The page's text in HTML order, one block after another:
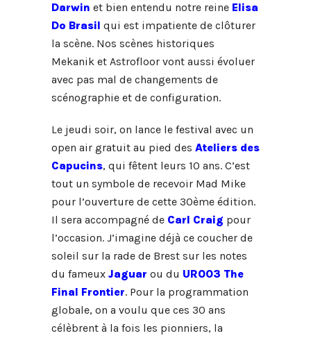
Darwin et bien entendu notre reine Elisa
Do Brasil qui est impatiente de clôturer
la scène. Nos scènes historiques
Mekanik et Astrofloor vont aussi évoluer
avec pas mal de changements de
scénographie et de configuration.
Le jeudi soir, on lance le festival avec un
open air gratuit au pied des Ateliers des
Capucins, qui fêtent leurs 10 ans. C’est
tout un symbole de recevoir Mad Mike
pour l’ouverture de cette 30ème édition.
Il sera accompagné de Carl Craig pour
l’occasion. J’imagine déjà ce coucher de
soleil sur la rade de Brest sur les notes
du fameux Jaguar ou du UR003 The
Final Frontier. Pour la programmation
globale, on a voulu que ces 30 ans
célèbrent à la fois les pionniers, la